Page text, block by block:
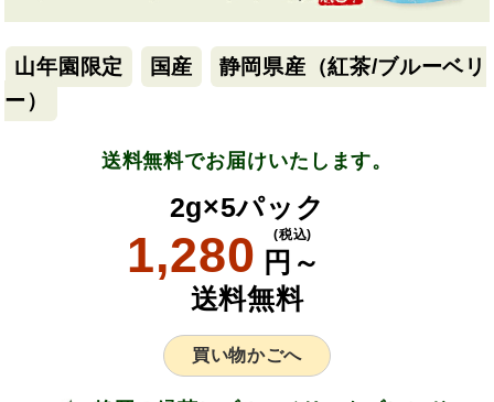
山年園限定 国産
静岡県産（紅茶/ブルーベリ
ー）
送料無料でお届けいたします。
2g×5パック
1,280 円～
(税込)
送料無料
買い物かごへ